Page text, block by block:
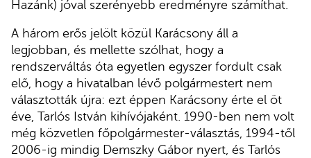
Hazánk) jóval szerényebb eredményre számíthat.
A három erős jelölt közül Karácsony áll a
legjobban, és mellette szólhat, hogy a
rendszerváltás óta egyetlen egyszer fordult csak
elő, hogy a hivatalban lévő polgármestert nem
választották újra: ezt éppen Karácsony érte el öt
éve, Tarlós István kihívójaként. 1990-ben nem volt
még közvetlen főpolgármester-választás, 1994-től
2006-ig mindig Demszky Gábor nyert, és Tarlós